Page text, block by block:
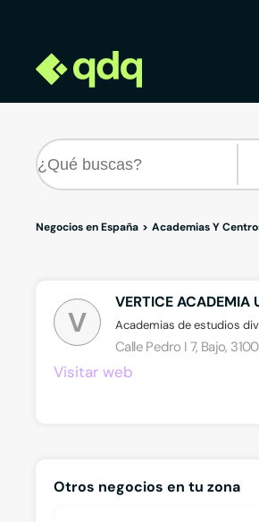
Negocios en España Academias Y
V
VERTICE ACADEMIA
Academias de estudios
Calle Pedro I 7, Bajo,
Visitar web
Otros negocios en tu zona